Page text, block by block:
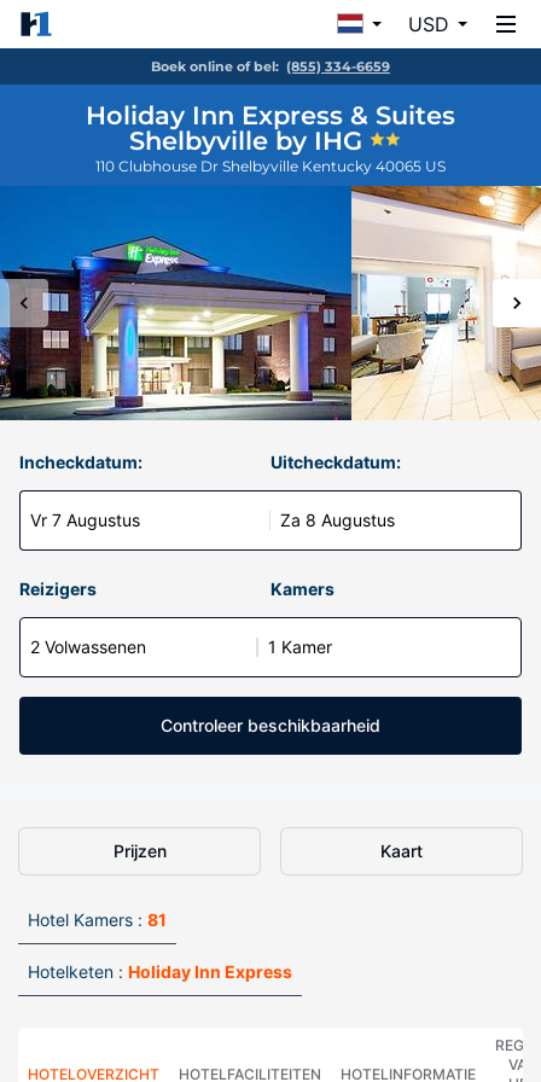
USD
Boek online of bel: (855) 334-6659
Holiday Inn Express & Suites
Shelbyville by IHG
110 Clubhouse Dr Shelbyville Kentucky 40065 US
Incheckdatum:
Vr 7 Augustus
Uitcheckdatum:
Za 8 Augustus
Reizigers Kamers
2 Volwassenen 1 Kamer
Controleer beschikbaarheid
Prijzen Kaart
Hotel Kamers : 81
Hotelketen : Holiday Inn Express
HOTELOVERZICHT HOTELFACILITEITEN HOTELINFORMATIE
VAN